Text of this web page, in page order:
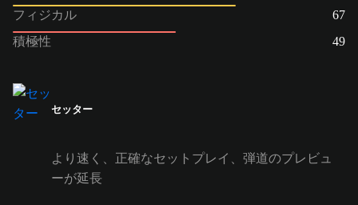
フィジカル
67
積極性
49
セッター
より速く、正確なセットプレイ、弾道のプレビュ
ーが延長